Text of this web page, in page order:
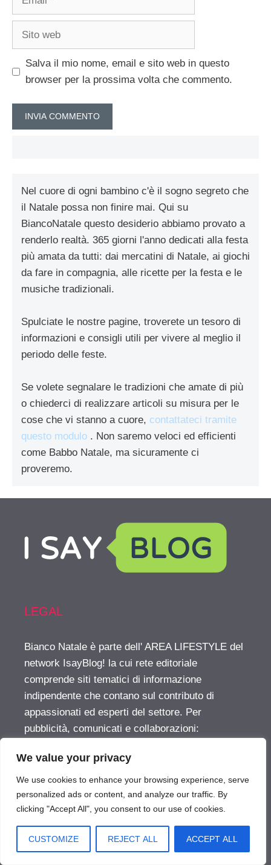
We value your privacy
We use cookies to enhance your browsing experience, serve
personalized ads or content, and analyze our traffic. By
clicking "Accept All", you consent to our use of cookies.
CUSTOMIZE REJECT ALL ACCEPT ALL
Sito
Salva il mio nome, email e sito web in questo
browser per la prossima volta che commento.
Nel cuore di ogni bambino c'è il sogno segreto che
il Natale possa non finire mai. Qui su
BiancoNatale questo desiderio abbiamo provato a
renderlo realtà. 365 giorni l'anno dedicati alla festa
più amata da tutti: dai mercatini di Natale, ai giochi
da fare in compagnia, alle ricette per la festa e le
musiche tradizionali.
Spulciate le nostre pagine, troverete un tesoro di
informazioni e consigli utili per vivere al meglio il
periodo delle feste.
Se volete segnalare le tradizioni che amate di più
o chiederci di realizzare articoli su misura per le
cose che vi stanno a cuore, contattateci tramite
questo modulo . Non saremo veloci ed efficienti
come Babbo Natale, ma sicuramente ci
proveremo.
LEGAL
Bianco Natale è parte dell' AREA LIFESTYLE del
network IsayBlog! la cui rete editoriale
comprende siti tematici di informazione
indipendente che contano sul contributo di
appassionati ed esperti del settore. Per
pubblicità, comunicati e collaborazioni:
LIFESTYLE AREA inside the IsayBlog! network
For advertising, press releases and other
opportunities:info@isayblog.com
BiancoNatale.com © 2026. All right reserverd.
Vuoi pubblicare sul nostro network?